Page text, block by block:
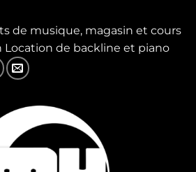
de musique, magasin et cours
Location de backline et piano